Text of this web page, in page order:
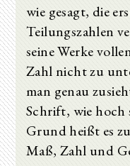
wie gesagt, die
Teilungszahlen
seine Werke
Zahl nicht zu
man genau
Schrift, wie hoch
Grund heißt es
Maß, Zahl und